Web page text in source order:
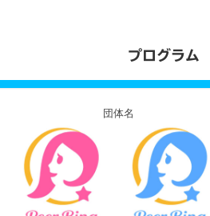
プログラム
団体名